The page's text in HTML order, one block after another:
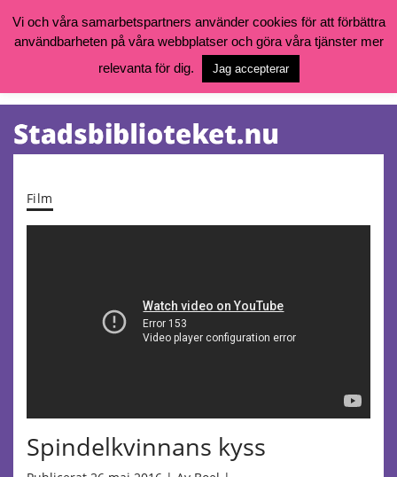
Vill du söka böcker, logga in på ditt bibliotekskonto eller nå övriga
goteborg.se/bibliotek
Öppettider, katalog och kontakt
Tjänster
Film
Spindelkvinnans kyss
Vi och våra samarbetspartners använder cookies för att förbättra
användbarheten på våra webbplatser och göra våra tjänster mer
relevanta för dig.
Jag accepterar